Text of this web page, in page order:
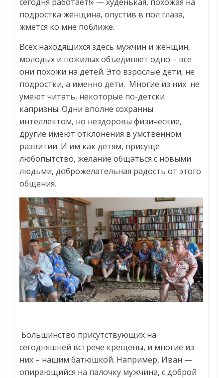
подростка женщина, опустив в пол глаза,
жмется ко мне поближе.
Всех находящихся здесь мужчин и женщин,
молодых и пожилых объединяет одно – все
они похожи на детей. Это взрослые дети, не
подростки, а именно дети. Многие из них не
умеют читать, некоторые по-детски
капризны. Одни вполне сохранны
интеллектом, но нездоровы физические,
другие имеют отклонения в умственном
развитии. И им как детям, присуще
любопытство, желание общаться с новыми
людьми, доброжелательная радость от этого
общения.
Большинство присутствующих на
сегодняшней встрече крещены, и многие из
них – нашим батюшкой. Например, Иван —
опирающийся на палочку мужчина, с доброй